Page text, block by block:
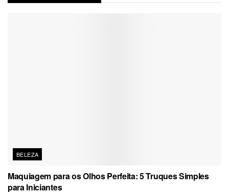
BELEZA
Maquiagem para os Olhos Perfeita: 5 Truques Simples
para Iniciantes